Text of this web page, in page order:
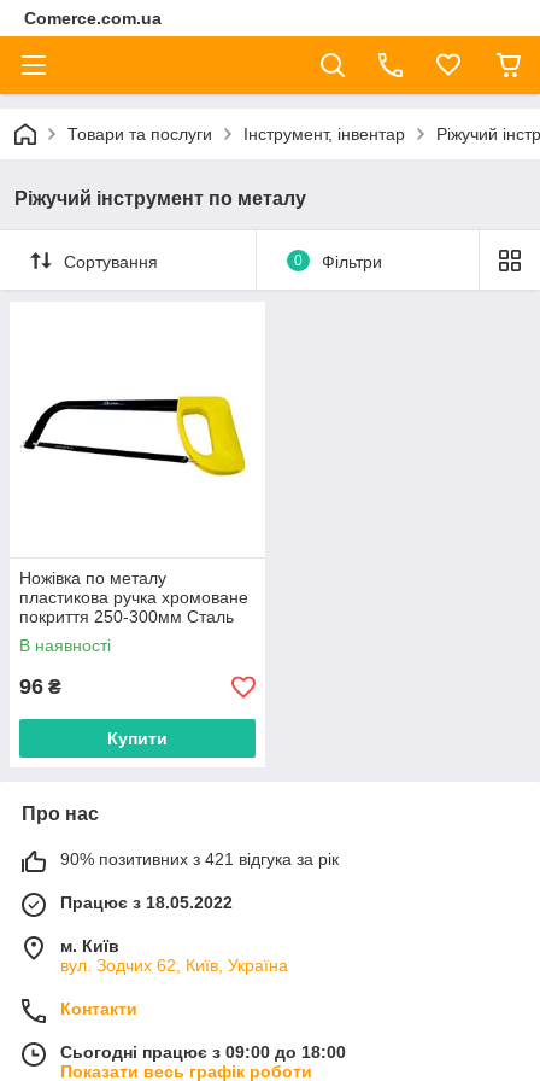
Comerce.com.ua
Товари та послуги Інструмент, інвентар Ріжучий
Ріжучий інструмент по металу
Сортування 0 Фільтри
Ножівка по металу
пластикова ручка хромоване
покриття 250-300мм Сталь
В наявності
96 ₴
Купити
Про нас
90% позитивних з 421 відгука за рік
Працює з 18.05.2022
м. Київ
вул. Зодчих 62, Київ, Україна
Контакти
Сьогодні працює з 09:00 до 18:00
Показати весь графік роботи